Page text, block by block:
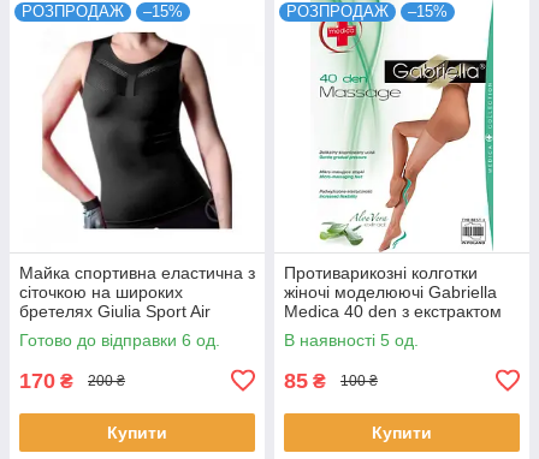
РОЗПРОДАЖ –15%
Майка спортивна еластична з
сіточкою на широких
бретелях Giulia Sport Air
чорного та рожевого кольорів
розмір S/M L/XL
Готово до відправки 6 од.
170 ₴ 200 ₴
Купити
РОЗПРОДАЖ –15%
Противарикозні колготки
жіночі моделюючі Gabriella
Medica 40 den з екстрактом
Aloe Vera розмір 2
В наявності 5 од.
85 ₴ 100 ₴
Купити